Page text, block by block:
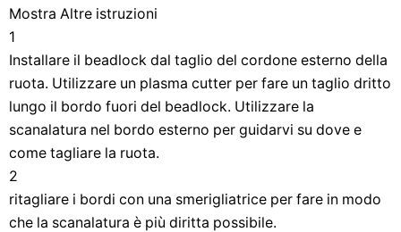
Mostra Altre istruzioni
1
Installare il beadlock dal taglio del cordone esterno della
ruota. Utilizzare un plasma cutter per fare un taglio dritto
lungo il bordo fuori del beadlock. Utilizzare la
scanalatura nel bordo esterno per guidarvi su dove e
come tagliare la ruota.
2
ritagliare i bordi con una smerigliatrice per fare in modo
che la scanalatura è più diritta possibile.